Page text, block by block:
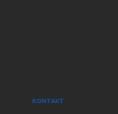
KONTAKT